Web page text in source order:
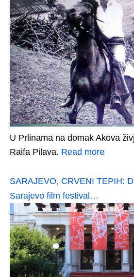
U Prlinama na domak Akova
Raifa Pilava. Read more
SARAJEVO, CRVENI TEPIH:
Sarajevo film festival…